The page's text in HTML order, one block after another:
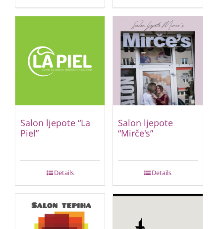
Salon ljepote “La
Piel”
Details
Salon ljepote
“Mirče's”
Details